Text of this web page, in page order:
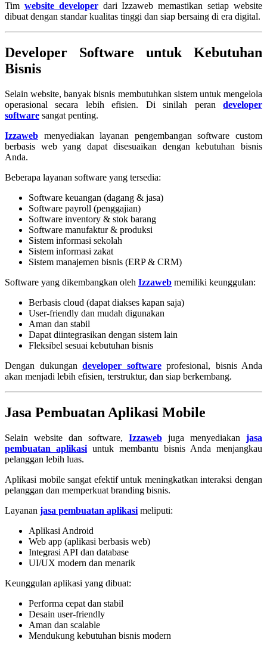
Tim website developerdari Izzaweb memastikan setiap website
dibuat dengan standar kualitas tinggi dan siap bersaing di era digital.
Developer Software untuk Kebutuhan
Bisnis
Selain website, banyak bisnis membutuhkan sistem untuk mengelola
operasional secara lebih efisien. Di sinilah peran developer
software sangat penting.
Izzaweb menyediakan layanan pengembangan software custom
berbasis web yang dapat disesuaikan dengan kebutuhan bisnis
Anda.
Beberapa layanan software yang tersedia:
Software keuangan (dagang & jasa)
Software payroll (penggajian)
Software inventory & stok barang
Software manufaktur & produksi
Sistem informasi sekolah
Sistem informasi zakat
Sistem manajemen bisnis (ERP & CRM)
Software yang dikembangkan oleh Izzaweb memiliki keunggulan:
Berbasis cloud (dapat diakses kapan saja)
User-friendly dan mudah digunakan
Aman dan stabil
Dapat diintegrasikan dengan sistem lain
Fleksibel sesuai kebutuhan bisnis
Dengan dukungan developer softwareprofesional, bisnis Anda
akan menjadi lebih efisien, terstruktur, dan siap berkembang.
Jasa Pembuatan Aplikasi Mobile
Selain website dan software, Izzaweb juga menyediakan jasa
pembuatan aplikasi untuk membantu bisnis Anda menjangkau
pelanggan lebih luas.
Aplikasi mobile sangat efektif untuk meningkatkan interaksi dengan
pelanggan dan memperkuat branding bisnis.
Layanan jasa pembuatan aplikasi meliputi:
Aplikasi Android
Web app (aplikasi berbasis web)
Integrasi API dan database
UI/UX modern dan menarik
Keunggulan aplikasi yang dibuat:
Performa cepat dan stabil
Desain user-friendly
Aman dan scalable
Mendukung kebutuhan bisnis modern